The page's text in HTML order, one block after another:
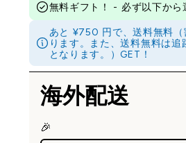
無料ギフト！ - 必ず以下から
あと ¥750 円で、送料無料（
ります。また、送料無料は追
となります。）GET！
海外配送
🎉